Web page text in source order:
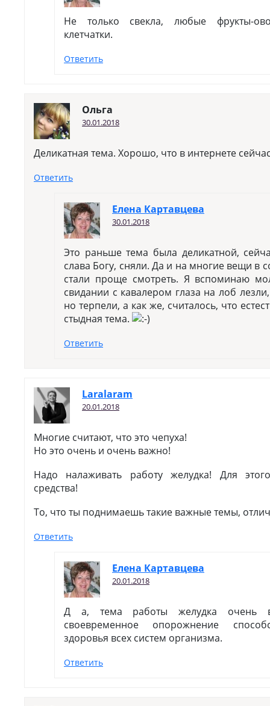
Не только свекла, любые фрукты-
клетчатки.
Ответить
Ольга
30.01.2018
Деликатная тема. Хорошо, что в интернете
Ответить
Елена Картавцева
30.01.2018
Это раньше тема была деликатной,
слава Богу, сняли. Да и на многие вещи в
стали проще смотреть. Я вспоминаю
свидании с кавалером глаза на лоб лезли,
но терпели, а как же, считалось, что
стыдная тема.
Ответить
Laralaram
20.01.2018
Многие считают, что это чепуха!
Но это очень и очень важно!
Надо налаживать работу желудка! Для
средства!
То, что ты поднимаешь такие важные темы,
Ответить
Елена Картавцева
20.01.2018
Д а, тема работы желудка очень
своевременное опорожнение
здоровья всех систем организма.
Ответить